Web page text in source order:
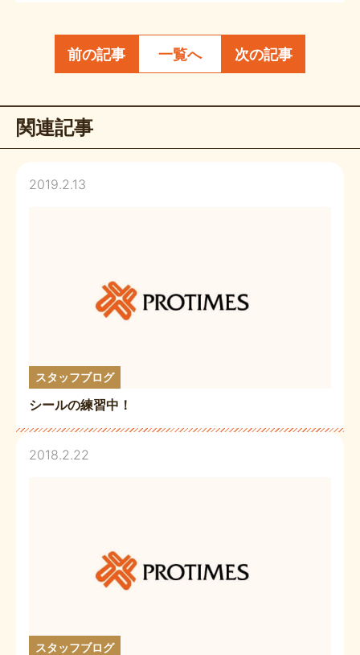
前の記事 一覧へ 次の記事
関連記事
2019.2.13
スタッフブログ
シールの練習中！
2018.2.22
スタッフブログ